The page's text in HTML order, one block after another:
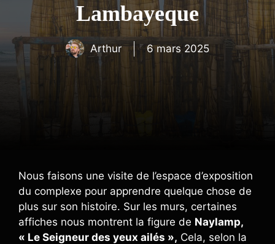
Lambayeque
Arthur 6 mars 2025
Nous faisons une visite de l’espace d’exposition
du complexe pour apprendre quelque chose de
plus sur son histoire. Sur les murs, certaines
affiches nous montrent la figure de Naylamp,
« Le Seigneur des yeux ailés », Cela, selon la